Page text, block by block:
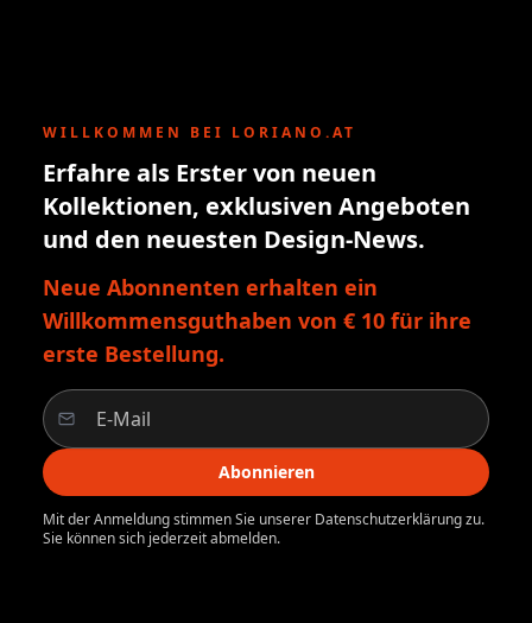
WILLKOMMEN BEI LORIANO.AT
Erfahre als Erster von neuen
Kollektionen, exklusiven Angeboten
und den neuesten Design-News.
Neue Abonnenten erhalten ein
Willkommensguthaben von € 10 für ihre
erste Bestellung.
Abonnieren
Mit der Anmeldung stimmen Sie unserer Datenschutzerklärung zu.
Sie können sich jederzeit abmelden.